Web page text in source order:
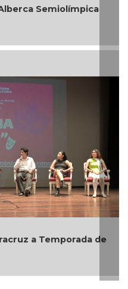
Semiolímpica
Temporada de
en